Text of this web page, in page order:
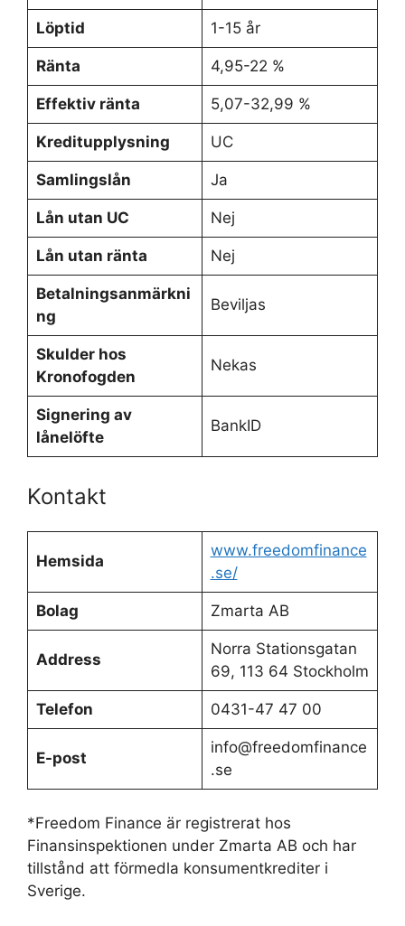
Löptid 1-15 år
Ränta 4,95-22 %
Effektiv ränta 5,07-32,99 %
Kreditupplysning UC
Samlingslån Ja
Lån utan UC Nej
Lån utan ränta Nej
Betalningsanmärkni
ng
Beviljas
Skulder hos
Kronofogden
Nekas
Signering av
lånelöfte
BankID
Kontakt
Hemsida
www.freedomfinance
.se/
Bolag Zmarta AB
Address
Norra Stationsgatan
69, 113 64 Stockholm
Telefon 0431-47 47 00
E-post
info@freedomfinance
.se
*Freedom Finance är registrerat hos
Finansinspektionen under Zmarta AB och har
tillstånd att förmedla konsumentkrediter i
Sverige.